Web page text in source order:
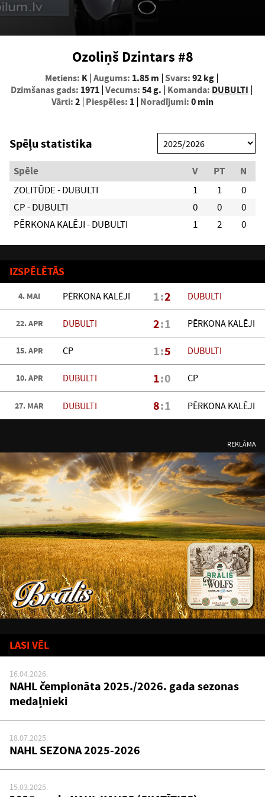
Ozoliņš Dzintars #8
Metiens: K Augums: 1.85 m Svars: 92 kg
Dzimšanas gads: 1971 Vecums: 54 g. Komanda: DUBULTI
Vārti: 2 Piespēles: 1 Noradījumi: 0 min
Spēļu statistika
Spēle V PT
N
ZOLITŪDE - DUBULTI
1 1
0
CP - DUBULTI
0 0
0
PĒRKONA KALĒJI - DUBULTI
1 2 0
IZSPĒLĒTĀS
4. MAI PĒRKONA KALĒJI 1:2 DUBULTI
22. APR DUBULTI 2:1 PĒRKONA KALĒJI
15. APR CP 1:5 DUBULTI
10. APR DUBULTI 1:0 CP
27. MAR DUBULTI 8:1 PĒRKONA KALĒJI
REKLĀMA
LASI VĒL
16.04.2026.
NAHL čempionāta 2025./2026. gada sezonas
medaļnieki
18.07.2025.
NAHL SEZONA 2025-2026
15.03.2025.